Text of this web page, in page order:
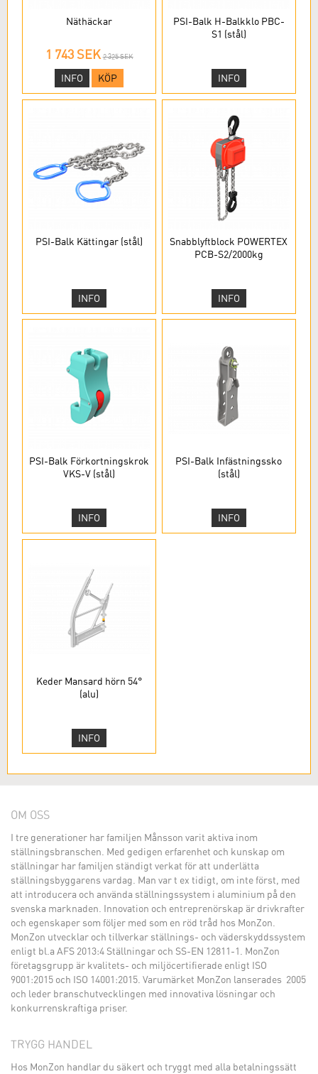
Näthäckar
1 743 SEK 2 325 SEK
INFO KÖP
PSI-Balk H-Balkklo PBC-
S1 (stål)
INFO
PSI-Balk Kättingar (stål)
INFO
Snabblyftblock POWERTEX
PCB-S2/2000kg
INFO
PSI-Balk Förkortningskrok
VKS-V (stål)
INFO
PSI-Balk Infästningssko
(stål)
INFO
Keder Mansard hörn 54°
(alu)
INFO
OM OSS
I tre generationer har familjen Månsson varit aktiva inom
ställningsbranschen. Med gedigen erfarenhet och kunskap om
ställningar har familjen ständigt verkat för att underlätta
ställningsbyggarens vardag. Man var t ex tidigt, om inte först, med
att introducera och använda ställningssystem i aluminium på den
svenska marknaden. Innovation och entreprenörskap är drivkrafter
och egenskaper som följer med som en röd tråd hos MonZon.
MonZon utvecklar och tillverkar ställnings- och väderskyddssystem
enligt bl.a AFS 2013:4 Ställningar och SS-EN 12811-1. MonZon
företagsgrupp är kvalitets- och miljöcertifierade enligt ISO
9001:2015 och ISO 14001:2015. Varumärket MonZon lanserades 2005
och leder branschutvecklingen med innovativa lösningar och
konkurrenskraftiga priser.
TRYGG HANDEL
Hos MonZon handlar du säkert och tryggt med alla betalningssätt